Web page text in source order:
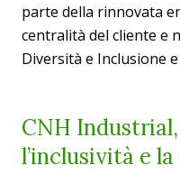
parte della rinnovata
centralità del cliente e
Diversità e Inclusione
CNH
l’inclusività e